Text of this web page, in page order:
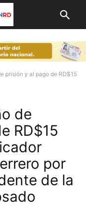
prisión y al pago de RD$15
de
RD$15
por
de la